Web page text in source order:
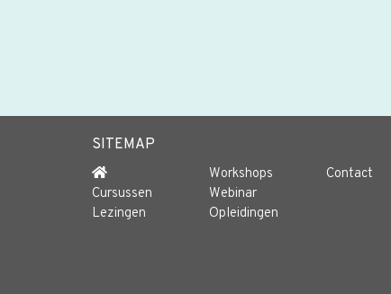
SITEMAP
Cursussen
Lezingen
Workshops
Webinar
Opleidingen
Contact